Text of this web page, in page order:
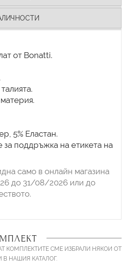
от Bonatti.
5% Еластан.
поддръжка на етикета на
само в онлайн магазина
до 31/08/2026 или до
КОМПЛЕКТИТЕ СМЕ ИЗБРАЛИ НЯКОИ ОТ
НАШИЯ КАТАЛОГ.